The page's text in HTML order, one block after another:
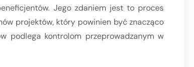
Jego zdaniem jest to proces
projektów, który powinien być znacząco
podlega kontrolom przeprowadzanym w